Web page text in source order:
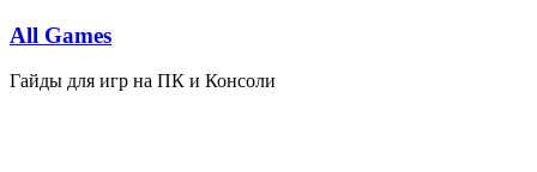
Перейти
содержимому
All Games
Гайды для игр на ПК и Консоли